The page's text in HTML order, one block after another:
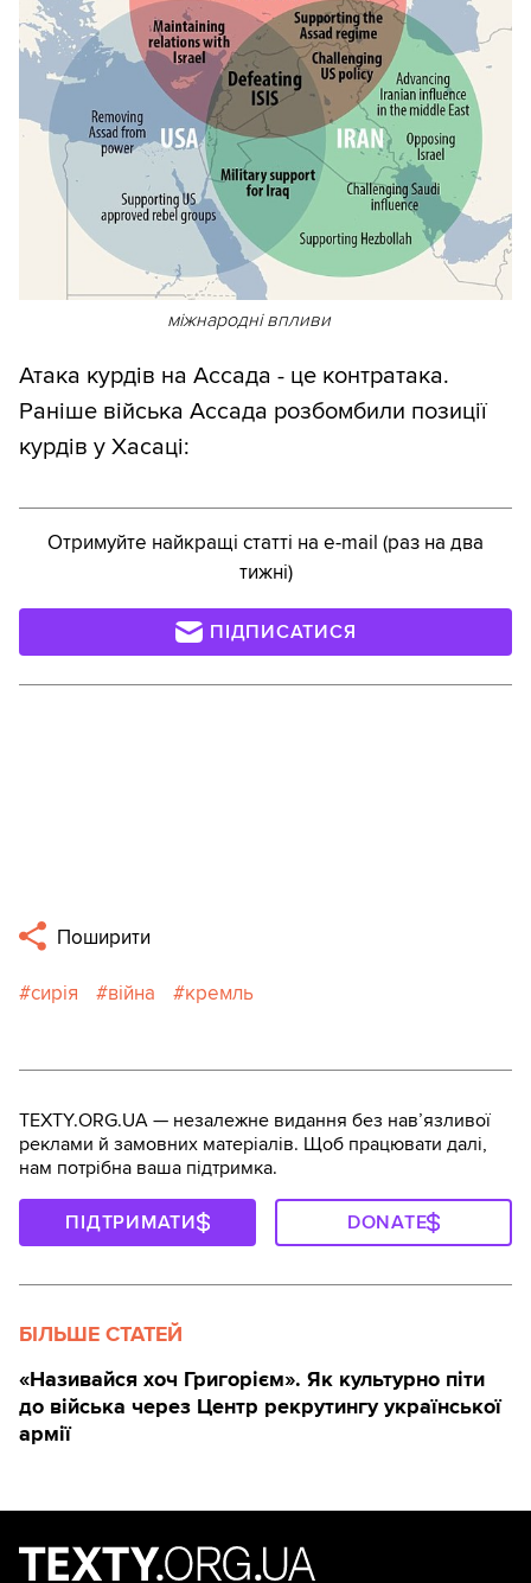
міжнародні впливи
Атака курдів на Ассада - це контратака.
Раніше війська Ассада розбомбили позиції
курдів у Хасаці:
Отримуйте найкращі статті на e-mail (раз на два
тижні)
ПІДПИСАТИСЯ
Поширити
сирія війна кремль
TEXTY.ORG.UA — незалежне видання без навʼязливої
реклами й замовних матеріалів. Щоб працювати далі,
нам потрібна ваша підтримка.
ПІДТРИМАТИ DONATE
БІЛЬШЕ СТАТЕЙ
«Називайся хоч Григорієм». Як культурно піти
до війська через Центр рекрутингу української
армії